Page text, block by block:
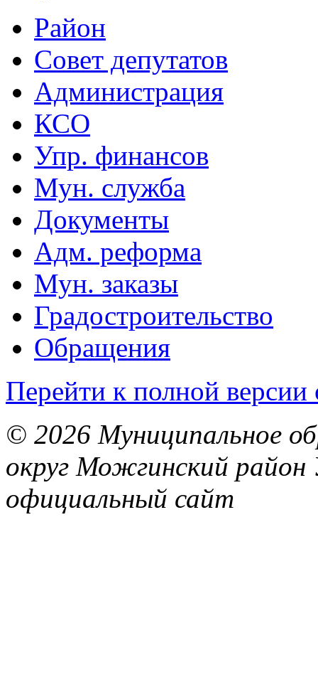
Район
Совет депутатов
Администрация
КСО
Упр. финансов
Мун. служба
Документы
Адм. реформа
Мун. заказы
Градостроительство
Обращения
Перейти к полной версии
© 2026 Муниципальное
округ Можгинский район
официальный сайт